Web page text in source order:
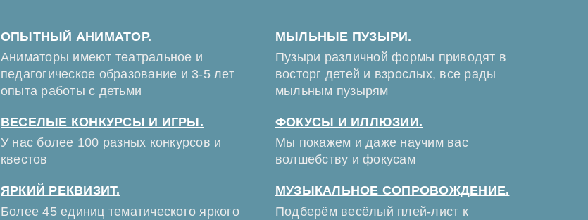
ОПЫТНЫЙ АНИМАТОР.
Аниматоры имеют театральное и
педагогическое образование и 3-5 лет
опыта работы с детьми
ВЕСЕЛЫЕ КОНКУРСЫ И ИГРЫ.
У нас более 100 разных конкурсов и
квестов
ЯРКИЙ РЕКВИЗИТ.
Более 45 единиц тематического яркого
МЫЛЬНЫЕ ПУЗЫРИ.
Пузыри различной формы приводят в
восторг детей и взрослых, все рады
мыльным пузырям
ФОКУСЫ И ИЛЛЮЗИИ.
Мы покажем и даже научим вас
волшебству и фокусам
МУЗЫКАЛЬНОЕ СОПРОВОЖДЕНИЕ.
Подберём весёлый плей-лист к